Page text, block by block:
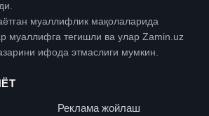
муаллифлик мақолаларида
муаллифга тегишли ва улар Zamin.uz
ифода этмаслиги мумкин.
Реклама жойлаш